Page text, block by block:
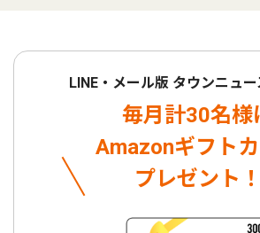
LINE・メール版 タウンニュ
毎月計30名様
Amazonギフト
プレゼント！